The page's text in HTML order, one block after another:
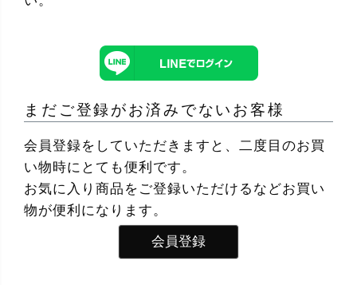
まだご登録がお済みでないお客様
会員登録をしていただきますと、二度目のお買
い物時にとても便利です。
お気に入り商品をご登録いただけるなどお買い
物が便利になります。
会員登録